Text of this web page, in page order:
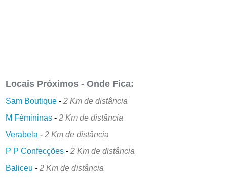
Locais Próximos - Onde Fica:
Sam Boutique -2 Km de distância
M Fémininas -2 Km de distância
Verabela -2 Km de distância
P P Confecções -2 Km de distância
Baliceu -2 Km de distância